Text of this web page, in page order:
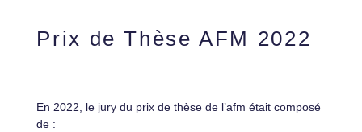
Prix de Thèse AFM 2022
En 2022, le jury du prix de thèse de l’afm était composé
de :